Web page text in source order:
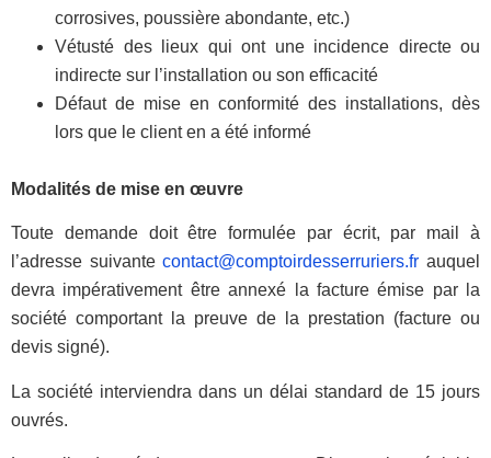
corrosives, poussière abondante, etc.)
Vétusté des lieux qui ont une incidence directe ou
indirecte sur l’installation ou son efficacité
Défaut de mise en conformité des installations, dès
lors que le client en a été informé
Modalités de mise en œuvre
Toute demande doit être formulée par écrit, par mail à
l’adresse suivantecontact@comptoirdesserruriers.fr auquel
devra impérativement être annexé la facture émise par la
société comportant la preuve de la prestation (facture ou
devis signé).
La société interviendra dans un délai standard de 15 jours
ouvrés.